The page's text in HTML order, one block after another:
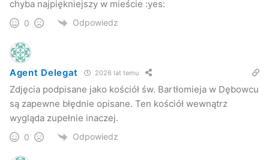
chyba najpiękniejszy w mieście :yes:
0 Odpowiedz
Agent Delegat 2026 lat temu
Zdjęcia podpisane jako kościół św. Bartłomieja w Dębowcu
są zapewne błędnie opisane. Ten kościół wewnątrz
wygląda zupełnie inaczej.
0 Odpowiedz